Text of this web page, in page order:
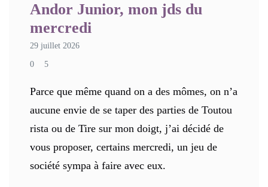
Andor Junior, mon jds du
mercredi
29 juillet 2026
0 5
Parce que même quand on a des mômes, on n’a
aucune envie de se taper des parties de Toutou
rista ou de Tire sur mon doigt, j’ai décidé de
vous proposer, certains mercredi, un jeu de
société sympa à faire avec eux.